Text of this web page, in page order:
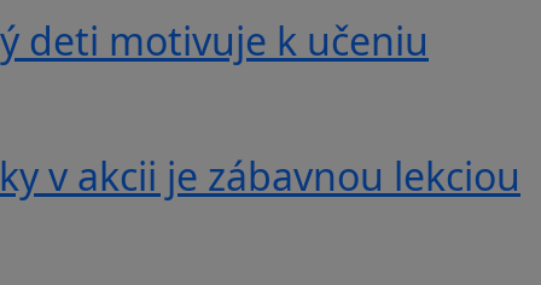
deti motivuje k učeniu
v akcii je zábavnou lekciou